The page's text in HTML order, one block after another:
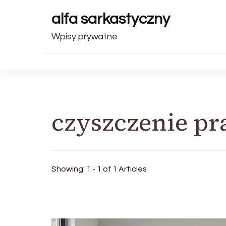
alfa sarkastyczny
Wpisy prywatne
czyszczenie
Showing: 1 - 1 of 1 Articles